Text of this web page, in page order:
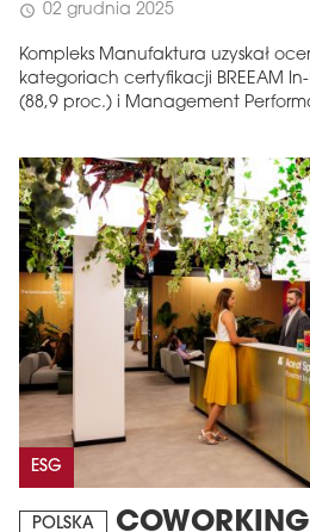
schedule 02 grudnia 2025
Kompleks Manufaktura uzyskał
kategoriach certyfikacji BREEAM
(88,9 proc.) i Management
ESG
POLSKA COWORKING